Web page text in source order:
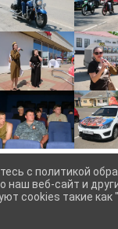
Крыловского
с политикой
наш веб-сайт и
cookies такие как